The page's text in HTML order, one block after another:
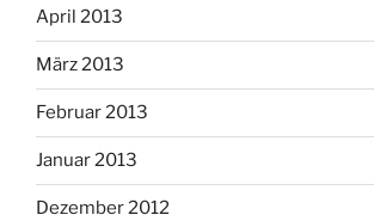
April 2013
März 2013
Februar 2013
Januar 2013
Dezember 2012